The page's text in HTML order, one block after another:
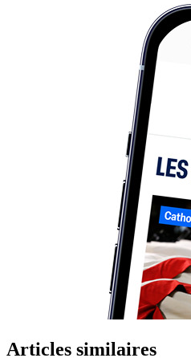
Articles similaires